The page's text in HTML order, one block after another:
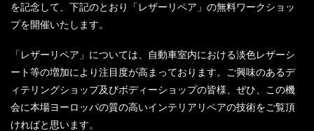
を記念して、下記のとおり「レザーリペア」の無料ワークショッ
プを開催いたします。
「レザーリペア」については、自動車室内における淡色レザーシ
ート等の増加により注目度が高まっております。ご興味のあるデ
ィテリングショップ及びボディーショップの皆様、ぜひ、この機
会に本場ヨーロッパの質の高いインテリアリペアの技術をご覧頂
ければと思います。